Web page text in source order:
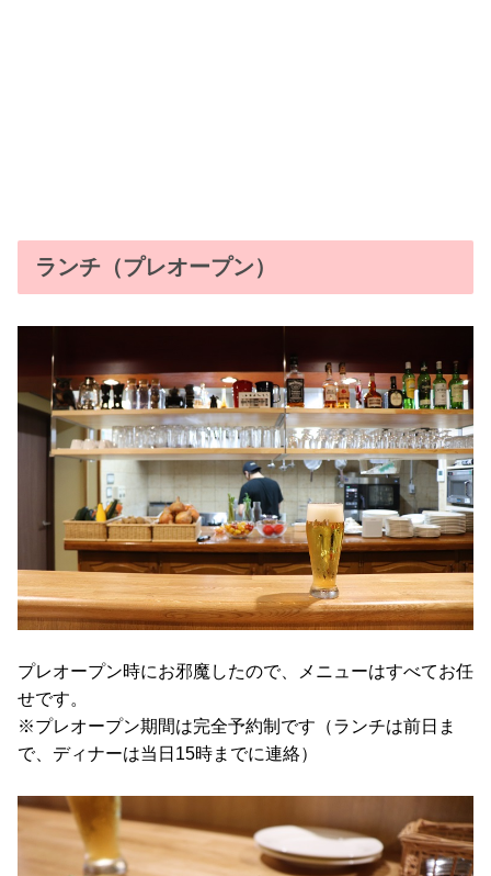
ランチ（プレオープン）
プレオープン時にお邪魔したので、メニューはすべてお任
せです。
※プレオープン期間は完全予約制です（ランチは前日ま
で、ディナーは当日15時までに連絡）